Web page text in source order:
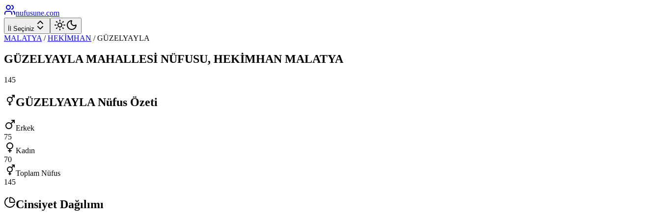
nufusune.com
İl Seçiniz
MALATYA / HEKİMHAN /GÜZELYAYLA
GÜZELYAYLA MAHALLESİ NÜFUSU, HEKİMHAN MALATYA
145
GÜZELYAYLA Nüfus Özeti
Erkek
75
Kadın
70
Toplam Nüfus
145
Cinsiyet Dağılımı